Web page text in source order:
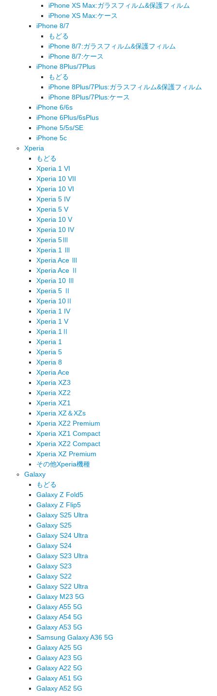
iPhone XS Max:ガラスフィルム&保護フィルム
iPhone XS Max:ケース
iPhone 8/7
もどる
iPhone 8/7:ガラスフィルム&保護フィルム
iPhone 8/7:ケース
iPhone 8Plus/7Plus
もどる
iPhone 8Plus/7Plus:ガラスフィルム&保護フィルム
iPhone 8Plus/7Plus:ケース
iPhone 6/6s
iPhone 6Plus/6sPlus
iPhone 5/5s/SE
iPhone 5c
Xperia
もどる
Xperia 1 VI
Xperia 10 VII
Xperia 10 VI
Xperia 5 IV
Xperia 5 V
Xperia 10 V
Xperia 10 IV
Xperia 5Ⅲ
Xperia 1 Ⅲ
Xperia Ace Ⅲ
Xperia Ace Ⅱ
Xperia 10 Ⅲ
Xperia 5 Ⅱ
Xperia 10Ⅱ
Xperia 1 IV
Xperia 1 V
Xperia 1Ⅱ
Xperia 1
Xperia 5
Xperia 8
Xperia Ace
Xperia XZ3
Xperia XZ2
Xperia XZ1
Xperia XZ＆XZs
Xperia XZ2 Premium
Xperia XZ1 Compact
Xperia XZ2 Compact
Xperia XZ Premium
その他Xperia機種
Galaxy
もどる
Galaxy Z Fold5
Galaxy Z Flip5
Galaxy S25 Ultra
Galaxy S25
Galaxy S24 Ultra
Galaxy S24
Galaxy S23 Ultra
Galaxy S23
Galaxy S22
Galaxy S22 Ultra
Galaxy M23 5G
Galaxy A55 5G
Galaxy A54 5G
Galaxy A53 5G
Samsung Galaxy A36 5G
Galaxy A25 5G
Galaxy A23 5G
Galaxy A22 5G
Galaxy A51 5G
Galaxy A52 5G